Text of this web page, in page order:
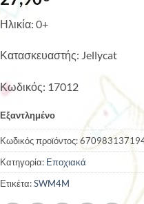
Ηλικία: 0+
Κατασκευαστής: Jellycat
Κωδικός: 17012
Εξαντλημένο
Κωδικός προϊόντος:
Κατηγορία: Εποχιακά
Ετικέτα:SWM4M